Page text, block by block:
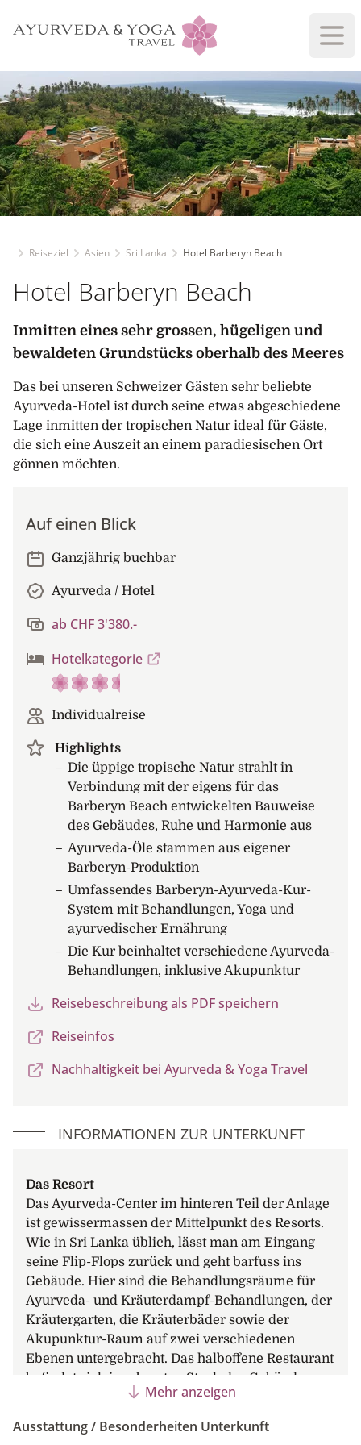
Reiseziel Asien Sri Lanka Hotel Barberyn Beach
Hotel Barberyn Beach
Inmitten eines sehr grossen, hügeligen und
bewaldeten Grundstücks oberhalb des Meeres
Das bei unseren Schweizer Gästen sehr beliebte
Ayurveda-Hotel ist durch seine etwas abgeschiedene
Lage inmitten der tropischen Natur ideal für Gäste,
die sich eine Auszeit an einem paradiesischen Ort
gönnen möchten.
Auf einen Blick
Ganzjährig buchbar
Ayurveda / Hotel
ab CHF 3'380.-
Hotelkategorie
Individualreise
Highlights
Die üppige tropische Natur strahlt in
Verbindung mit der eigens für das
Barberyn Beach entwickelten Bauweise
des Gebäudes, Ruhe und Harmonie aus
Ayurveda-Öle stammen aus eigener
Barberyn-Produktion
Umfassendes Barberyn-Ayurveda-Kur-
System mit Behandlungen, Yoga und
ayurvedischer Ernährung
Die Kur beinhaltet verschiedene Ayurveda-
Behandlungen, inklusive Akupunktur
Reisebeschreibung als PDF speichern
Reiseinfos
Nachhaltigkeit bei Ayurveda & Yoga Travel
INFORMATIONEN ZUR UNTERKUNFT
Das Resort
Das Ayurveda-Center im hinteren Teil der Anlage
ist gewissermassen der Mittelpunkt des Resorts.
Wie in Sri Lanka üblich, lässt man am Eingang
seine Flip-Flops zurück und geht barfuss ins
Gebäude. Hier sind die Behandlungsräume für
Ayurveda- und Kräuterdampf-Behandlungen, der
Kräutergarten, die Kräuterbäder sowie der
Akupunktur-Raum auf zwei verschiedenen
Ebenen untergebracht. Das halboffene Restaurant
befindet sich im obersten Stock des Gebäudes.
Das Richtung Meer gelegene zweite
Etwas weiter unten befinden sich der
Mehr anzeigen
Ausstattung / Besonderheiten Unterkunft